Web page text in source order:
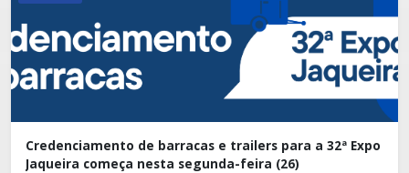
Credenciamento de barracas e trailers para a 32ª Expo
Jaqueira começa nesta segunda-feira (26)